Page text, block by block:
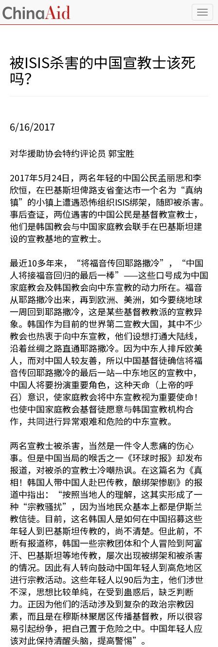
T
o
被ISIS杀害的中国宣教士该死
吗？
6/16/2017
对华援助协会特约评论员 郭宝胜
2017年5月24日，两名年轻的中国公民孟丽思和李
欣恒，在巴基斯坦俾路支省奎达市一个名为“真纳
镇”的小镇上遭遇恐怖组织ISIS绑架，随即被杀害。
事后查证，两位遇害的中国公民是基督教宣教士，
他们是韩国教会与中国家庭教会联手在巴基斯坦建
设的宣教基地的宣教士。
最近10多年来，“将福音传回耶路撒冷”，“中国
人将接福音回归的最后一棒”——这些口号成为中国
家庭教会及韩国教会向中东宣教的动力所在。福音
从耶路撒冷出来，再到欧洲、美洲，如今要绕地球
一周回到耶路撒冷，这是某些基督教教派的宣教异
象。韩国作为目前的世界第二宣教大国，其中不少
教会也热衷于向中东宣教，他们设想打通大陆线，
沿着丝绸之路直通耶路撒冷。因为中东人排斥欧美
人，而对中国人较友善，所以中国基督徒确信将福
音传回耶路撒冷的最后一站—中东地区的宣教中，
中国人将要扮演重要角色，这种天命（上帝的呼
召）意识，使家庭教会将中东宣教视为重要使命！
也使中国家庭教会基督徒愿意与韩国宣教机构合
作，共同进行异常艰难和危险的中东宣教。
两名宣教士被杀害，当然是一件令人悲痛的伤心
事。但是中国当局的喉舌之一《环球时报》却发布
报道，对被杀的宣教士冷嘲热讽。在这篇名为《真
相！韩国人带中国人赴巴传教，酿绑架惨剧》的报
道中指出：“按照当地人的理解，这其实形成了一
种“宗教骚扰”，因为当地民众基本上都是伊斯兰
教信徒。目前，这名韩国人是如何在中国招募这些
年轻人到巴基斯坦传教的，尚不清楚。但此前，不
断有报道称，韩国一些宗教团体和个人冒险到阿富
汗、巴基斯坦等地传教，屡次出现被绑架和被杀害
的情况。因此有人转向鼓动中国年轻人到高危地区
进行宗教活动。这些年轻人以90后为主，他们涉世
不深，思想比较单纯，在受到蛊惑后，缺乏判断
力。正因为他们的活动涉及到复杂的政治宗教因
素，而且是在穆斯林聚居区传播基督教，所以很容
易引起纷争，把自己置于危险之中。中国年轻人应
该对此保持清醒头脑，提高警惕”。